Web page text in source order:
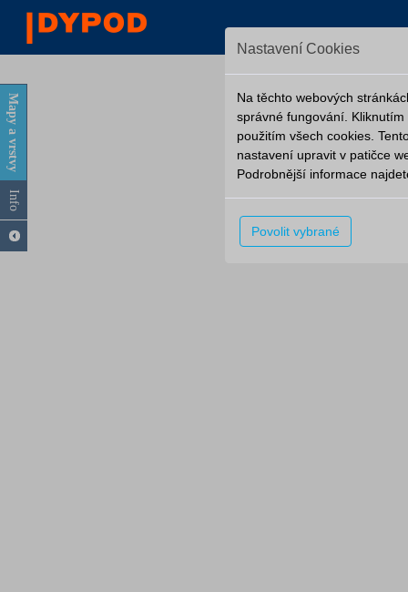
Nastavení Cookies
Na těchto webových
správné fungování.
použitím všech cookies.
nastavení upravit v patičce
Podrobnější informace
Povolit vybrané
Mapy a vrstvy
Info